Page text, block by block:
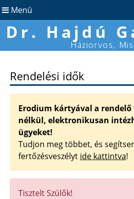
Menü
Dr. Hajdú
Háziorvos,
Rendelési idők
Erodium kártyával a rendelő
nélkül, elektronikusan
ügyeket!
Tudjon meg többet, és
fertőzésveszélyt ide kattintva!
Tisztelt Szülők!